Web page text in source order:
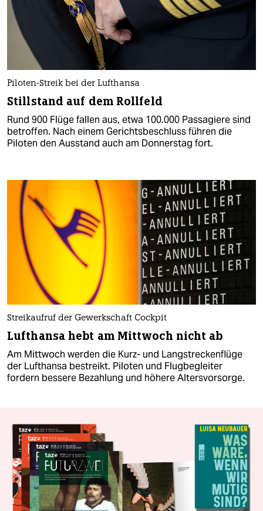
Piloten-Streik bei der Lufthansa
Stillstand auf dem Rollfeld
Rund 900 Flüge fallen aus, etwa 100.000 Passagiere sind
betroffen. Nach einem Gerichtsbeschluss führen die
Piloten den Ausstand auch am Donnerstag fort.
Streikaufruf der Gewerkschaft Cockpit
Lufthansa hebt am Mittwoch nicht ab
Am Mittwoch werden die Kurz- und Langstreckenflüge
der Lufthansa bestreikt. Piloten und Flugbegleiter
fordern bessere Bezahlung und höhere Altersvorsorge.